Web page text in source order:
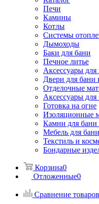
Печи
Камины
Котлы
Системы
Дымоходы
Баки для бани
Печное литье
Аксессуары
Двери для бани
Отделочные
Аксессуары
Готовка на огне
Изоляционные
Камни для бани
Мебель для
Текстиль и
Бондарные
Корзина0
Отложенные0
Сравнение товаров